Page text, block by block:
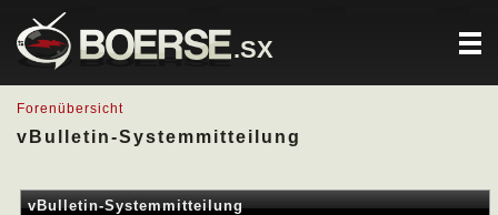
.SX
Forenübersicht
vBulletin-Systemmitteilung
vBulletin-Systemmitteilung